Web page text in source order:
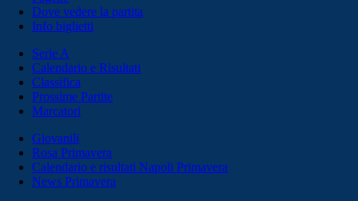
Dove vedere la partita
Info biglietti
Serie A
Calendario e Risultati
Classifica
Prossime Partite
Marcatori
Giovanili
Rosa Primavera
Calendario e risultati Napoli Primavera
News Primavera